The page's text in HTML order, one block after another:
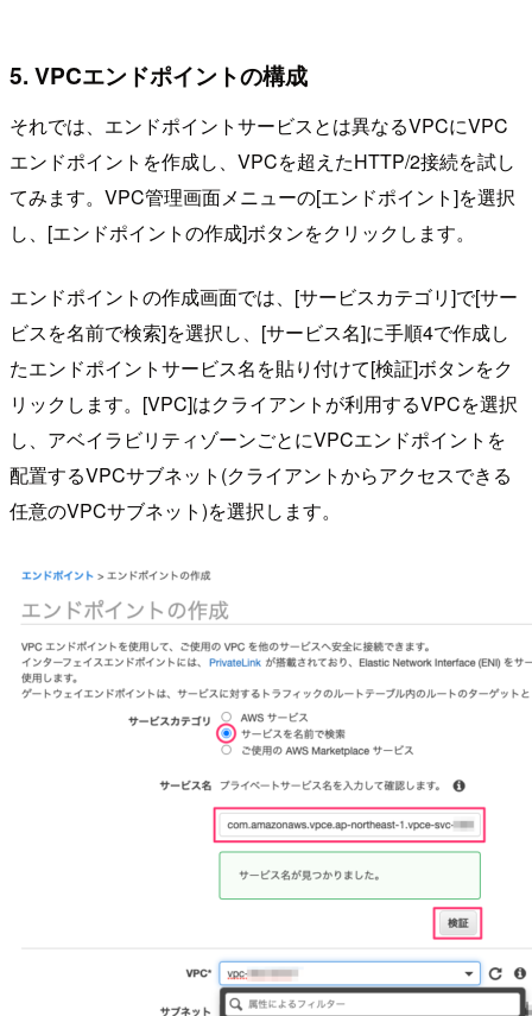
5. VPCエンドポイントの構成
それでは、エンドポイントサービスとは異なるVPCにVPC
エンドポイントを作成し、VPCを超えたHTTP/2接続を試し
てみます。VPC管理画面メニューの[エンドポイント]を選択
し、[エンドポイントの作成]ボタンをクリックします。
エンドポイントの作成画面では、[サービスカテゴリ]で[サー
ビスを名前で検索]を選択し、[サービス名]に手順4で作成し
たエンドポイントサービス名を貼り付けて[検証]ボタンをク
リックします。[VPC]はクライアントが利用するVPCを選択
し、アベイラビリティゾーンごとにVPCエンドポイントを
配置するVPCサブネット(クライアントからアクセスできる
任意のVPCサブネット)を選択します。